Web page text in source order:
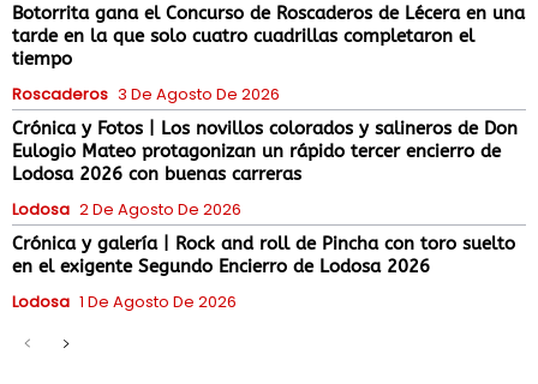
Botorrita gana el Concurso de Roscaderos de Lécera en una
tarde en la que solo cuatro cuadrillas completaron el
tiempo
Roscaderos 3 De Agosto De 2026
Crónica y Fotos | Los novillos colorados y salineros de Don
Eulogio Mateo protagonizan un rápido tercer encierro de
Lodosa 2026 con buenas carreras
Lodosa 2 De Agosto De 2026
Crónica y galería | Rock and roll de Pincha con toro suelto
en el exigente Segundo Encierro de Lodosa 2026
Lodosa 1 De Agosto De 2026